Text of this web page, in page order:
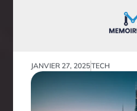
JANVIER 27, 2025TECH